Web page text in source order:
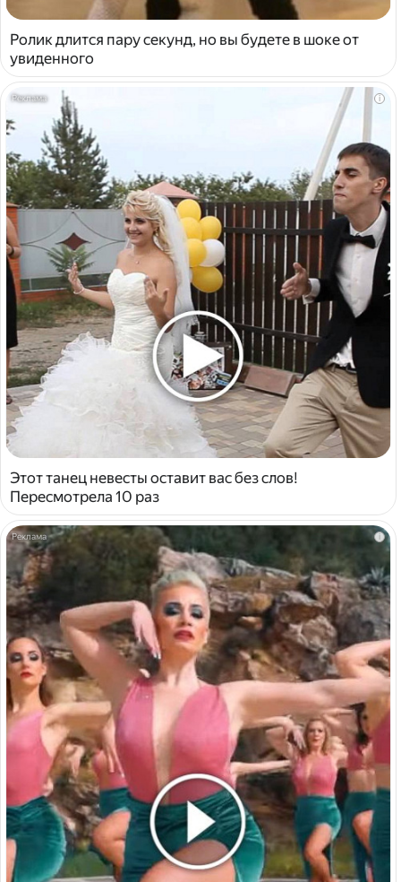
Ролик длится пару секунд, но вы будете в шоке от
увиденного
i
Этот танец невесты оставит вас без слов!
Пересмотрела 10 раз
i